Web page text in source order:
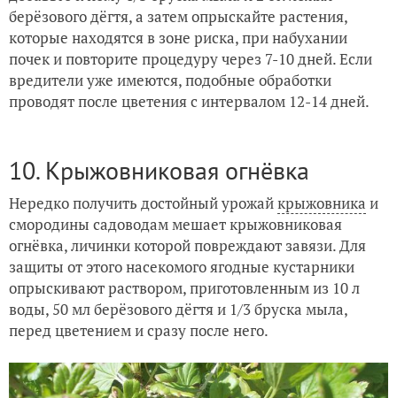
берёзового дёгтя, а затем опрыскайте растения,
которые находятся в зоне риска, при набухании
почек и повторите процедуру через 7-10 дней. Если
вредители уже имеются, подобные обработки
проводят после цветения с интервалом 12-14 дней.
10. Крыжовниковая огнёвка
Нередко получить достойный урожайкрыжовника и
смородины садоводам мешает крыжовниковая
огнёвка, личинки которой повреждают завязи. Для
защиты от этого насекомого ягодные кустарники
опрыскивают раствором, приготовленным из 10 л
воды, 50 мл берёзового дёгтя и 1/3 бруска мыла,
перед цветением и сразу после него.